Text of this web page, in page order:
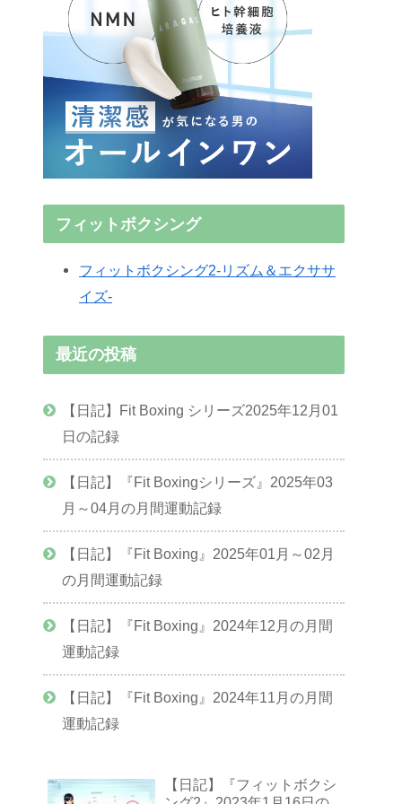
フィットボクシング
フィットボクシング2-リズム＆エクササ
イズ-
最近の投稿
【日記】Fit Boxing シリーズ2025年12月01
日の記録
【日記】『Fit Boxingシリーズ』2025年03
月～04月の月間運動記録
【日記】『Fit Boxing』2025年01月～02月
の月間運動記録
【日記】『Fit Boxing』2024年12月の月間
運動記録
【日記】『Fit Boxing』2024年11月の月間
運動記録
【日記】『フィットボクシ